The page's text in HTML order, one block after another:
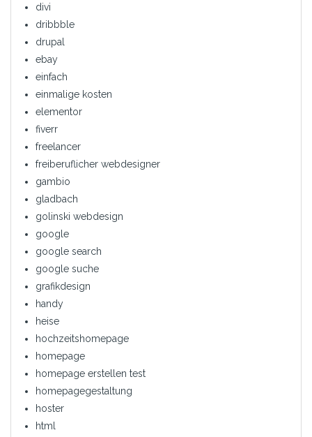
divi
dribbble
drupal
ebay
einfach
einmalige kosten
elementor
fiverr
freelancer
freiberuflicher webdesigner
gambio
gladbach
golinski webdesign
google
google search
google suche
grafikdesign
handy
heise
hochzeitshomepage
homepage
homepage erstellen test
homepagegestaltung
hoster
html